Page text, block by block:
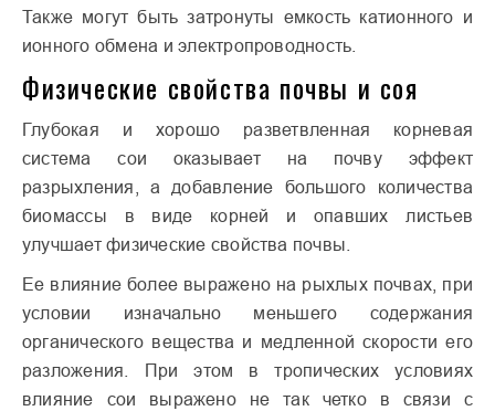
Также могут быть затронуты емкость катионного и
ионного обмена и электропроводность.
Физические свойства почвы и соя
Глубокая и хорошо разветвленная корневая
система сои оказывает на почву эффект
разрыхления, а добавление большого количества
биомассы в виде корней и опавших листьев
улучшает физические свойства почвы.
Ее влияние более выражено на рыхлых почвах, при
условии изначально меньшего содержания
органического вещества и медленной скорости его
разложения. При этом в тропических условиях
влияние сои выражено не так четко в связи с